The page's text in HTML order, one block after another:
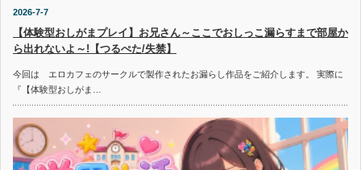
2026-7-7
【体験型おしがまプレイ】お兄さん～ここでおしっこ漏らすまで部屋か
ら出れないよ～!【つるぺた/失禁】
今回は エロカフェのサークルで製作されたお漏らし作品をご紹介します。 実際に
『【体験型おしがま…